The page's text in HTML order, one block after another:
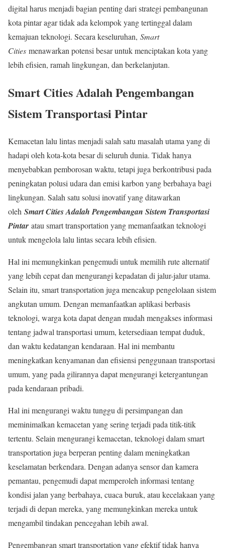
digital harus menjadi bagian penting dari strategi pembangunan
kota pintar agar tidak ada kelompok yang tertinggal dalam
kemajuan teknologi. Secara keseluruhan, Smart
Cities menawarkan potensi besar untuk menciptakan kota yang
lebih efisien, ramah lingkungan, dan berkelanjutan.
Smart Cities Adalah Pengembangan
Sistem Transportasi Pintar
Kemacetan lalu lintas menjadi salah satu masalah utama yang di
hadapi oleh kota-kota besar di seluruh dunia. Tidak hanya
menyebabkan pemborosan waktu, tetapi juga berkontribusi pada
peningkatan polusi udara dan emisi karbon yang berbahaya bagi
lingkungan. Salah satu solusi inovatif yang ditawarkan
oleh Smart Cities Adalah Pengembangan Sistem Transportasi
Pintar atau smart transportation yang memanfaatkan teknologi
untuk mengelola lalu lintas secara lebih efisien.
Hal ini memungkinkan pengemudi untuk memilih rute alternatif
yang lebih cepat dan mengurangi kepadatan di jalur-jalur utama.
Selain itu, smart transportation juga mencakup pengelolaan sistem
angkutan umum. Dengan memanfaatkan aplikasi berbasis
teknologi, warga kota dapat dengan mudah mengakses informasi
tentang jadwal transportasi umum, ketersediaan tempat duduk,
dan waktu kedatangan kendaraan. Hal ini membantu
meningkatkan kenyamanan dan efisiensi penggunaan transportasi
umum, yang pada gilirannya dapat mengurangi ketergantungan
pada kendaraan pribadi.
Hal ini mengurangi waktu tunggu di persimpangan dan
meminimalkan kemacetan yang sering terjadi pada titik-titik
tertentu. Selain mengurangi kemacetan, teknologi dalam smart
transportation juga berperan penting dalam meningkatkan
keselamatan berkendara. Dengan adanya sensor dan kamera
pemantau, pengemudi dapat memperoleh informasi tentang
kondisi jalan yang berbahaya, cuaca buruk, atau kecelakaan yang
terjadi di depan mereka, yang memungkinkan mereka untuk
mengambil tindakan pencegahan lebih awal.
Pengembangan smart transportation yang efektif tidak hanya